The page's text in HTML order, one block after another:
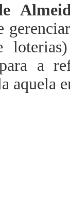
a
aquela